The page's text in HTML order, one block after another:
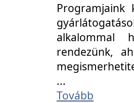
Programjaink
alkalommal
rendezünk,
...
Tovább